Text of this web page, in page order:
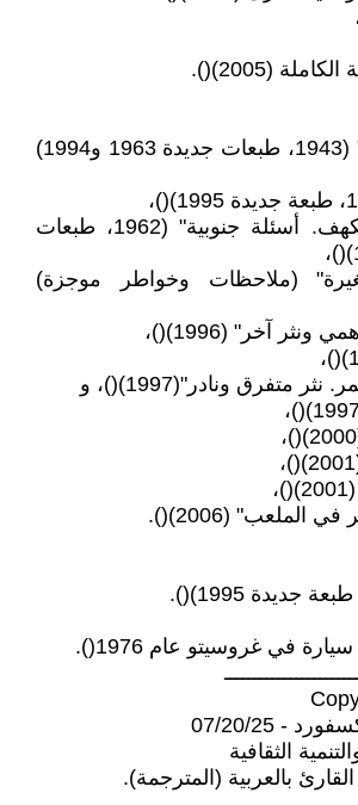
(2005)().
- "العروس الطفلة" (1943، طبعات جديدة 1963 و1994)
- "شارلمان في الكهف. أسئلة جنوبية" (1962، طبعات
(ملاحظات وخواطر موجزة)
آخر" (1996)()،
متفرق ونادر"(1997)()، و
الملعب" (2006)().
في غروسيتو عام 1976().
- 07/20/25
الثقافية
بالعربية (المترجمة).